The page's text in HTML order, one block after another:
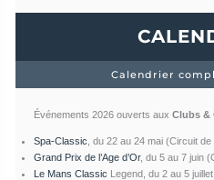
Calendrier
Événements 2026 ouverts aux Clubs &
Spa-Classic , du 22 au 24 mai (Circuit
Grand Prix de l’Age d’Or, du 5 au 7 juin
Le Mans Classic Legend, du 2 au 5